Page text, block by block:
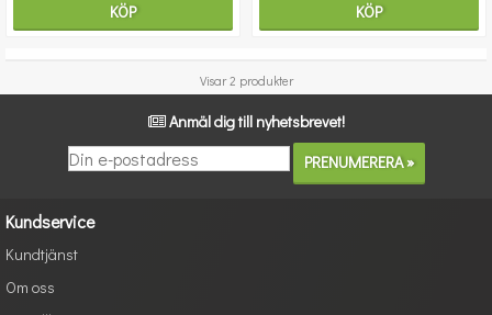
KÖP KÖP
Visar 2 produkter
Anmäl dig till nyhetsbrevet!
Kundservice
Kundtjänst
Om oss